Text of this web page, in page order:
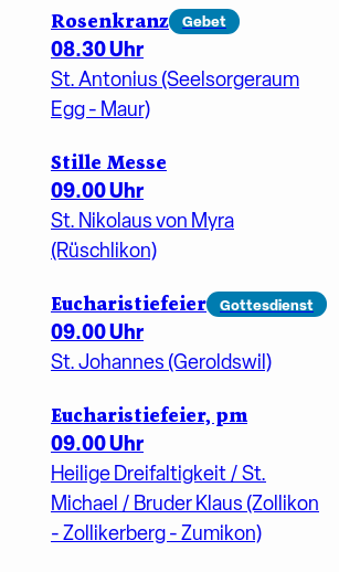
Rosenkranz Gebet
08.30 Uhr
St. Antonius (Seelsorgeraum
Egg - Maur)
Stille Messe
09.00 Uhr
St. Nikolaus von Myra
(Rüschlikon)
Eucharistiefeier Gottesdienst
09.00 Uhr
St. Johannes (Geroldswil)
Eucharistiefeier, pm
09.00 Uhr
Heilige Dreifaltigkeit / St.
Michael / Bruder Klaus (Zollikon
- Zollikerberg - Zumikon)